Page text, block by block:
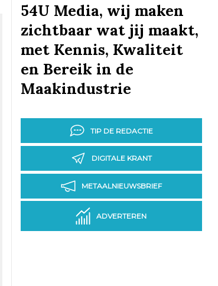
54U Media, wij maken
zichtbaar wat jij maakt,
met Kennis, Kwaliteit
en Bereik in de
Maakindustrie
TIP DE REDACTIE
DIGITALE KRANT
METAALNIEUWSBRIEF
ADVERTEREN